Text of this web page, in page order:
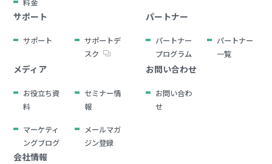
料金
サポート
サポート
サポートデ
スク
パートナー
パートナー
プログラム
パートナー
一覧
メディア
お役立ち資
料
セミナー情
報
マーケティ
ングブログ
メールマガ
ジン登録
お問い合わせ
お問い合わ
せ
会社情報